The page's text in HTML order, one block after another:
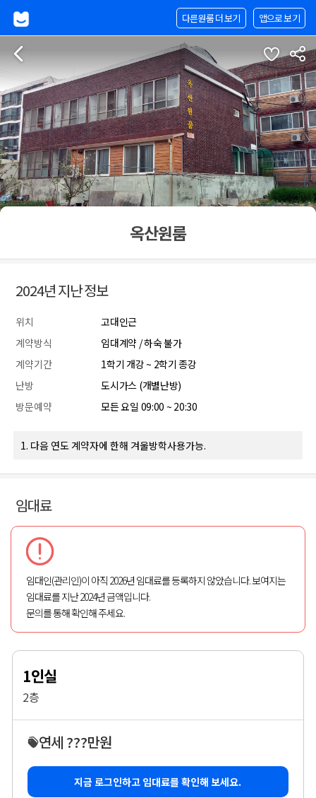
앱으로 보기
다른원룸 더 보기
옥산원룸
2024년 지난 정보
위치
고대인근
계약방식
임대계약 / 하숙 불가
계약기간
1학기 개강 ~ 2학기 종강
난방
도시가스 (개별난방)
방문예약
모든 요일 09:00 ~ 20:30
1. 다음 연도 계약자에 한해 겨울방학사용가능.
임대료
임대인(관리인)이 아직 2026년 임대료를 등록하지 않았습니다. 보여지는
임대료를 지난 2024년 금액입니다.
문의를 통해 확인해 주세요.
1인실
2층
연세 ???만원
지금 로그인하고 임대료를 확인해 보세요.